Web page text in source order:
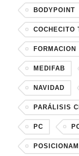
BODYPOINT
COCHECITO
FORMACION
MEDIFAB
NAVIDAD
PARÁLISIS
PC